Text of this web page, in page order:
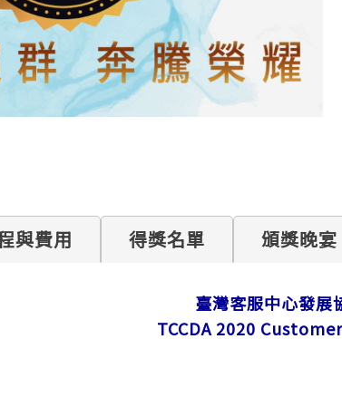
與費用 得獎名單 頒獎晚宴
臺灣客服中心發展
TCCDA 2020